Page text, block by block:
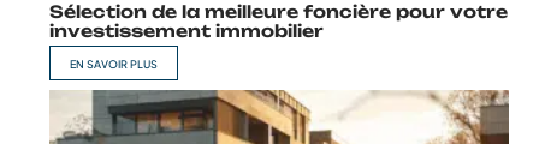
Sélection de la meilleure foncière pour votre
investissement immobilier
EN SAVOIR PLUS